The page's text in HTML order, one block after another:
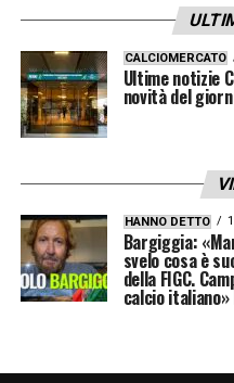
CALCIOMERCATO
Ultime notizie
novità del
HANNO DETTO
Bargiggia:
svelo cosa è
della FIGC.
calcio italiano»